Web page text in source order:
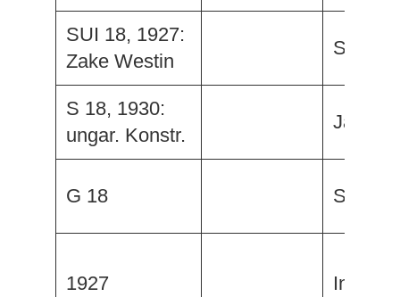
SUI 18, 1927:
Zake Westin
Schelm
S 18, 1930:
ungar. Konstr.
Jazz
G 18 Schelm
1927 Ines V